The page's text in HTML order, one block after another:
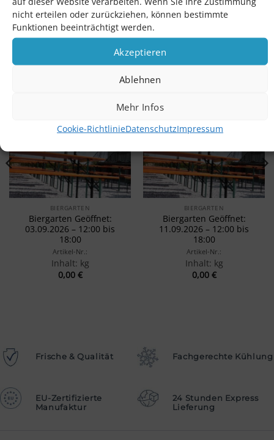
nicht erteilen oder zurückziehen, können bestimmte
Funktionen beeinträchtigt werden.
Akzeptieren
Ablehnen
Mehr Infos
Cookie-RichtlinieDatenschutzImpressum
ÄHNLICHE PRODUKTE
Merken
BIERGARTEN
Biergarten Geöffnet:
03.09.2026 – 12:00 bis
18:00
Artikel-Nr.:
Inhalt: kg
0,00 €
BIERGARTEN
Biergarten Geöffnet:
11.09.2026 – 12:00 bis
18:00
Artikel-Nr.:
Inhalt: kg
0,00 €
Frische & Qualität Fachgerechte Kühlung
EU-Zertifizierte
Manufaktur
24 Stunden Express
Lieferung